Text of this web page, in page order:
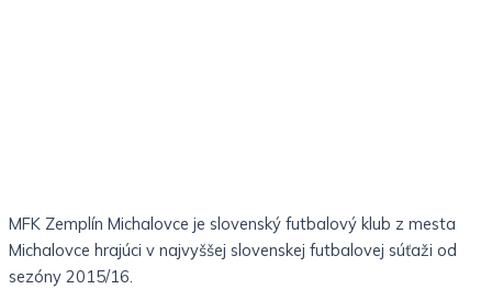
MFK Zemplín Michalovce je slovenský futbalový klub z mesta
Michalovce hrajúci v najvyššej slovenskej futbalovej súťaži od
sezóny 2015/16.